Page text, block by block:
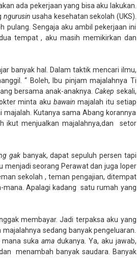
ada pekerjaan yang bisa aku lakukan.
ngurusinusaha kesehatan sekolah (UKS).
pulang. Sengaja aku ambil pekerjaan ini
tempat , aku masih memikirkan dan
banyak hal. Dalam taktik mencari ilmu,
“ Boleh, Ibu pinjam majalahnya Ti
bersama anak-anaknya.Cakep sekali,
minta aku bawain majalah itu setiap
majalah. Kutanya sama Abang korannya
ikut menjualkan majalahnya,dan
setor
gakbanyak, dapat sepuluh persen tapi
menjadi seorang Perawat dan juga loper
sekolah , teman pengajian, ditempat
mana. Apalagi kadang satu rumah yang
membayar. Jadi terpaksa aku yang
sedang banyak pengeluaran.
mana suka amadukanya. Ya, aku jawab,
menambah banyak saudara. Banyak